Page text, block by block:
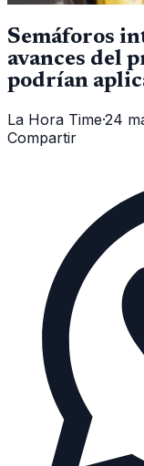
Semáforos
avances del
podrían
La Hora Time·24
Compartir